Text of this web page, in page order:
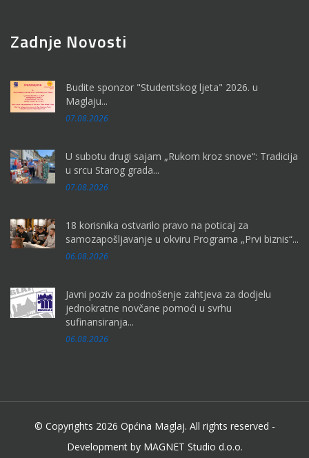
Zadnje Novosti
Budite sponzor "Studentskog ljeta" 2026. u
Maglaju...
07.08.2026
U subotu drugi sajam „Rukom kroz snove“: Tradicija
u srcu Starog grada...
07.08.2026
18 korisnika ostvarilo pravo na poticaj za
samozapošljavanje u okviru Programa „Prvi biznis“...
06.08.2026
Javni poziv za podnošenje zahtjeva za dodjelu
jednokratne novčane pomoći u svrhu
sufinansiranja...
06.08.2026
© Copyrights 2026 Općina Maglaj. All rights reserved -
Development by MAGNET Studio d.o.o.